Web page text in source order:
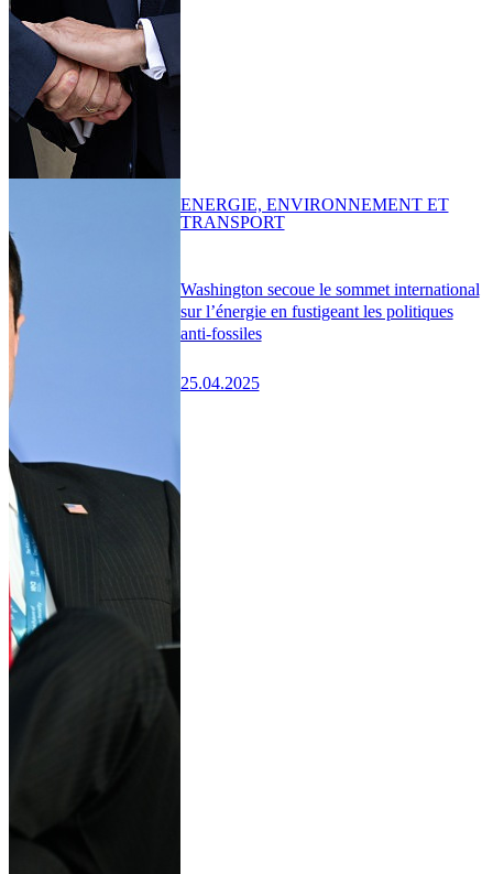
Washington secoue le sommet international
sur l’énergie en fustigeant les politiques
anti-fossiles
25.04.2025
ENERGIE, ENVIRONNEMENT ET
TRANSPORT